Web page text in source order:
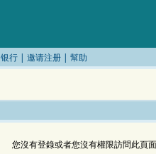
银行 | 邀请注册 | 幫助
您沒有登錄或者您沒有權限訪問此頁